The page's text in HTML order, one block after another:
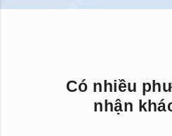
Có nhiều
nhận